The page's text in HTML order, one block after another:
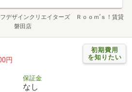
フデザインクリエイターズ Ｒｏｏｍ’ｓ！賃貸
磐田店
初期費用
を知りたい
円
保証金
なし